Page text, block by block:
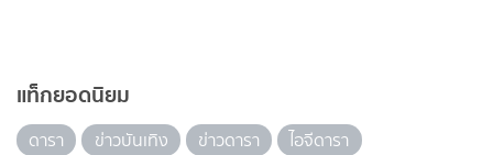
แท็กยอดนิยม
ดารา ข่าวบันเทิง ข่าวดารา
ไอจีดารา